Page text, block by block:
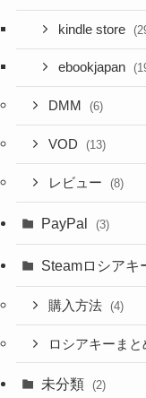
kindle store
ebookjapan
DMM (6)
VOD (13)
レビュー (8)
PayPal (3)
Steamロシアキ
購入方法 (4)
ロシアキーまと
未分類 (2)